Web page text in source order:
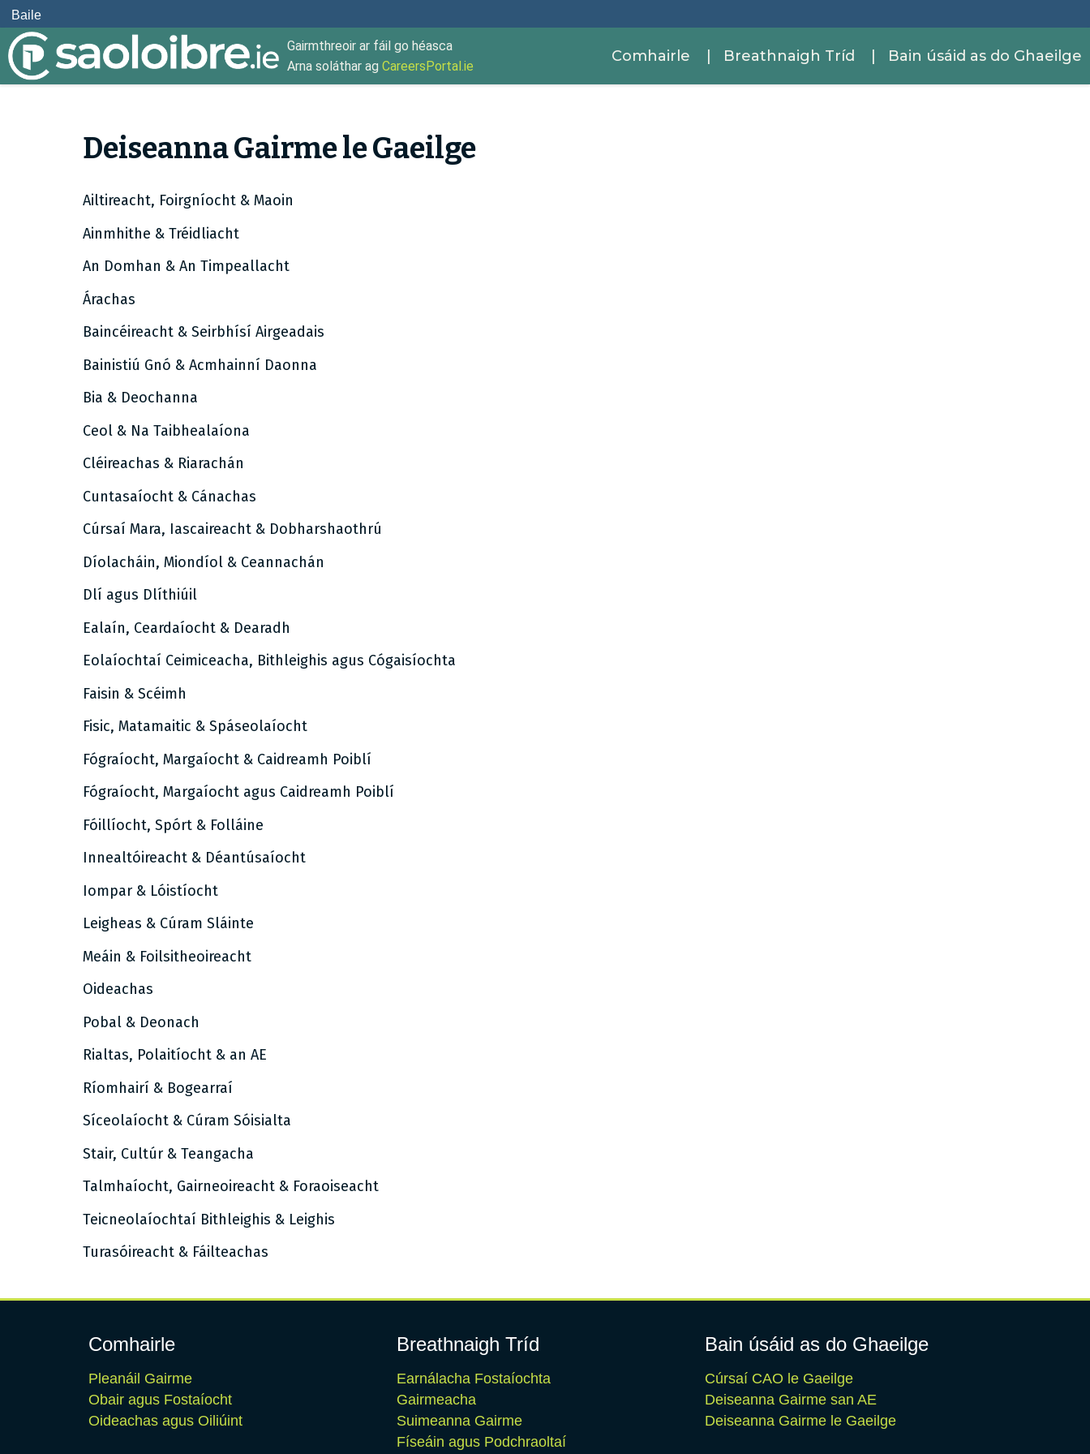
Baile
Gairmthreoir ar fáil go héasca
Arna soláthar ag CareersPortal.ie
Comhairle | Breathnaigh Tríd | Bain úsáid as do Ghaeilge
Deiseanna Gairme le Gaeilge
Ailtireacht, Foirgníocht & Maoin
Ainmhithe & Tréidliacht
An Domhan & An Timpeallacht
Árachas
Baincéireacht & Seirbhísí Airgeadais
Bainistiú Gnó & Acmhainní Daonna
Bia & Deochanna
Ceol & Na Taibhealaíona
Cléireachas & Riarachán
Cuntasaíocht & Cánachas
Cúrsaí Mara, Iascaireacht & Dobharshaothrú
Díolacháin, Miondíol & Ceannachán
Dlí agus Dlíthiúil
Ealaín, Ceardaíocht & Dearadh
Eolaíochtaí Ceimiceacha, Bithleighis agus Cógaisíochta
Faisin & Scéimh
Fisic, Matamaitic & Spáseolaíocht
Fógraíocht, Margaíocht & Caidreamh Poiblí
Fógraíocht, Margaíocht agus Caidreamh Poiblí
Fóillíocht, Spórt & Folláine
Innealtóireacht & Déantúsaíocht
Iompar & Lóistíocht
Leigheas & Cúram Sláinte
Meáin & Foilsitheoireacht
Oideachas
Pobal & Deonach
Rialtas, Polaitíocht & an AE
Ríomhairí & Bogearraí
Síceolaíocht & Cúram Sóisialta
Stair, Cultúr & Teangacha
Talmhaíocht, Gairneoireacht & Foraoiseacht
Teicneolaíochtaí Bithleighis & Leighis
Turasóireacht & Fáilteachas
Comhairle
Pleanáil Gairme
Obair agus Fostaíocht
Oideachas agus Oiliúint
Breathnaigh Tríd
Earnálacha Fostaíochta
Gairmeacha
Suimeanna Gairme
Físeáin agus Podchraoltaí
Bain úsáid as do Ghaeilge
Cúrsaí CAO le Gaeilge
Deiseanna Gairme san AE
Deiseanna Gairme le Gaeilge